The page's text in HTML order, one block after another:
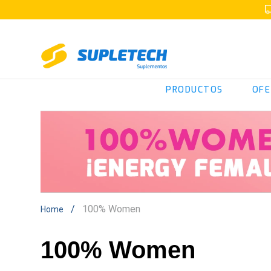
PRODUCTOS
100% Women
100% Women